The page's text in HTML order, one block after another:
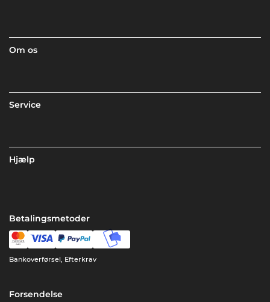
Om os
Service
Hjælp
Betalingsmetoder
Bankoverførsel, Efterkrav
Forsendelse